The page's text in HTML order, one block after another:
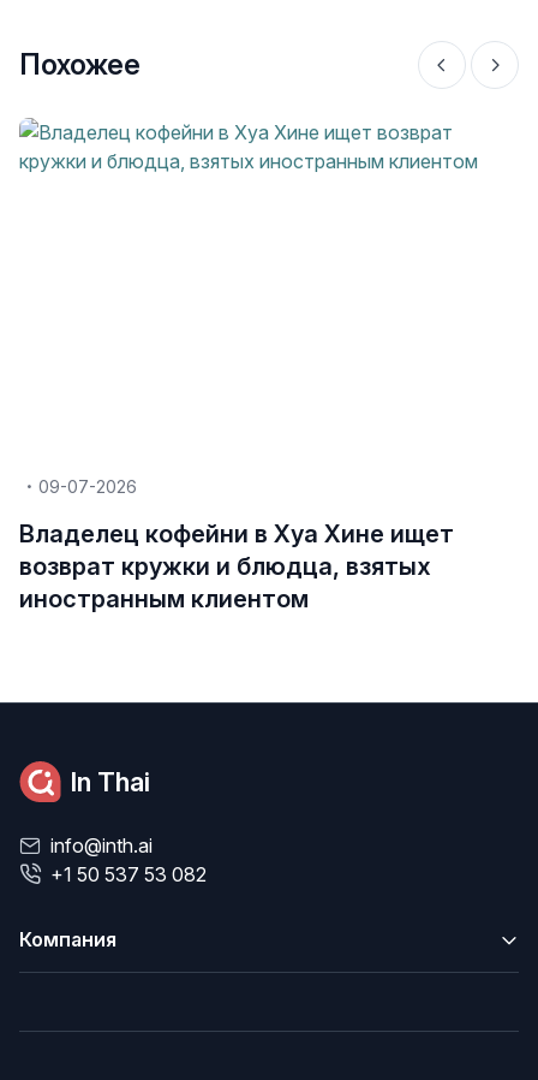
Похожее
09-07-2026
Владелец кофейни в Хуа Хине ищет
возврат кружки и блюдца, взятых
иностранным клиентом
In Thai
info@inth.ai
+1 50 537 53 082
Компания